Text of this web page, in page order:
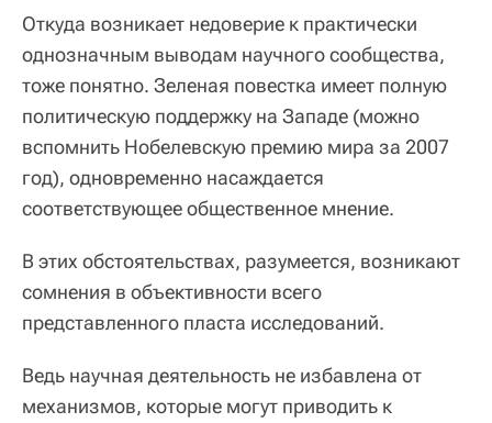
Откуда возникает недоверие к практически
однозначным выводам научного сообщества,
тоже понятно. Зеленая повестка имеет полную
политическую поддержку на Западе (можно
вспомнить Нобелевскую премию мира за 2007
год), одновременно насаждается
соответствующее общественное мнение.
В этих обстоятельствах, разумеется, возникают
сомнения в объективности всего
представленного пласта исследований.
Ведь научная деятельность не избавлена от
механизмов, которые могут приводить к